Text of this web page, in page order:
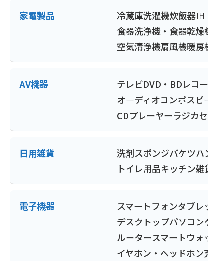
家電製品 冷蔵庫洗濯機炊飯器IH・
食器洗浄機・食器乾燥機
空気清浄機扇風機暖房機
AV機器 テレビDVD・BDレコー
オーディオコンポスピー
CDプレーヤーラジカセ
日用雑貨 洗剤スポンジバケツハン
トイレ用品キッチン雑貨
電子機器 スマートフォンタブレッ
デスクトップパソコンゲ
ルータースマートウォッ
イヤホン・ヘッドホン充